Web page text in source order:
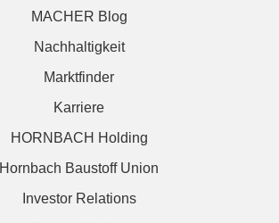
MACHER Blog
Nachhaltigkeit
Marktfinder
Karriere
HORNBACH Holding
Hornbach Baustoff Union
Investor Relations